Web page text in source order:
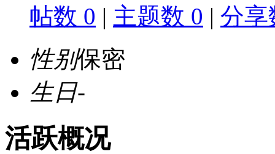
帖数 0 | 主题数 0 | 分享
性别保密
生日-
活跃概况